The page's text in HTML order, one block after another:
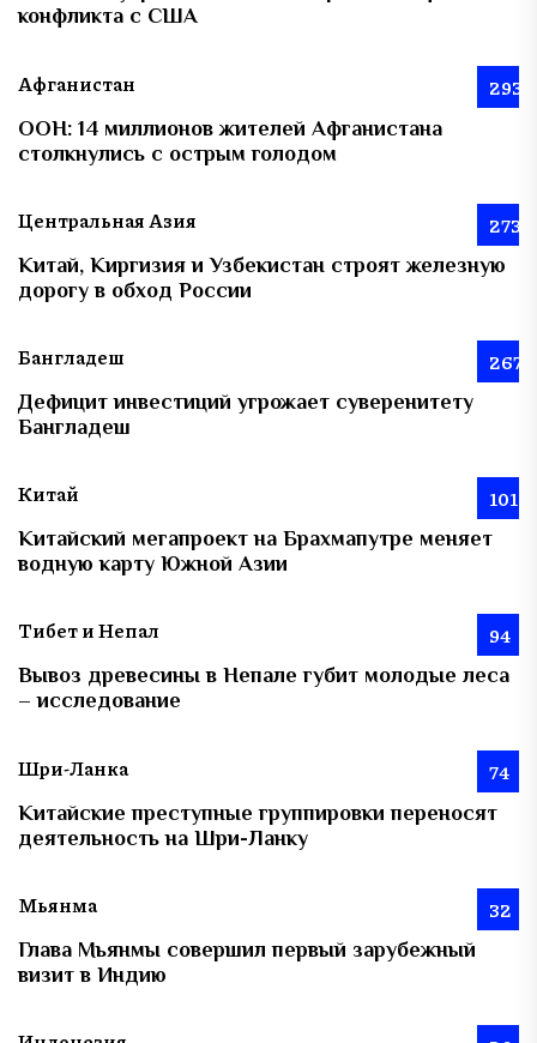
конфликта с США
Афганистан 293
ООН: 14 миллионов жителей Афганистана
столкнулись с острым голодом
Центральная Азия 273
Китай, Киргизия и Узбекистан строят железную
дорогу в обход России
Бангладеш 267
Дефицит инвестиций угрожает суверенитету
Бангладеш
Китай 101
Китайский мегапроект на Брахмапутре меняет
водную карту Южной Азии
Тибет и Непал 94
Вывоз древесины в Непале губит молодые леса
– исследование
Шри-Ланка 74
Китайские преступные группировки переносят
деятельность на Шри-Ланку
Мьянма 32
Глава Мьянмы совершил первый зарубежный
визит в Индию